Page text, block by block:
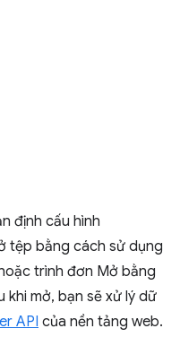
định cấu hình
tệp bằng cách sử dụng
trình đơn Mở bằng
khi mở, bạn sẽ xử lý dữ
API của nền tảng web.